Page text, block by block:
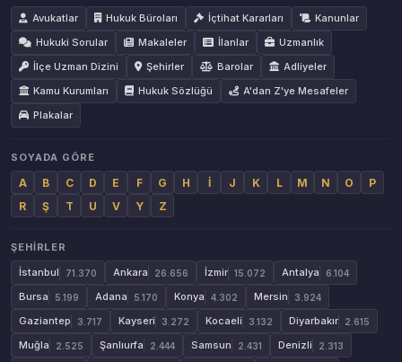
Avukatlar
Hukuk Büroları İçtihat Kararları
Kanunlar
Hukuki Sorular
Makaleler İlanlar
Uzmanlık
İlçe Uzman Dizini
Şehirler Barolar
Adliyeler
Kamu Kurumları
Hukuk Sözlüğü
A'dan Z'ye Mesafeler
Plakalar
SOYADA GÖRE
A B C D E F G H İ J K L M N O
P
R
Ş T U V Y Z
ŞEHIRLER
İstanbul
71.370 Ankara 26.656 İzmir 15.072 Antalya 6.104
Bursa 5.199 Adana 5.170 Konya 4.302 Mersin 3.924
Gaziantep 3.717 Kayseri 3.272 Kocaeli 3.132 Diyarbakır 2.615
Muğla 2.525 Şanlıurfa 2.444 Samsun 2.431 Denizli 2.313